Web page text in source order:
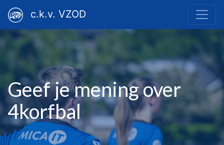
c.k.v. VZOD
Geef je mening over
4korfbal